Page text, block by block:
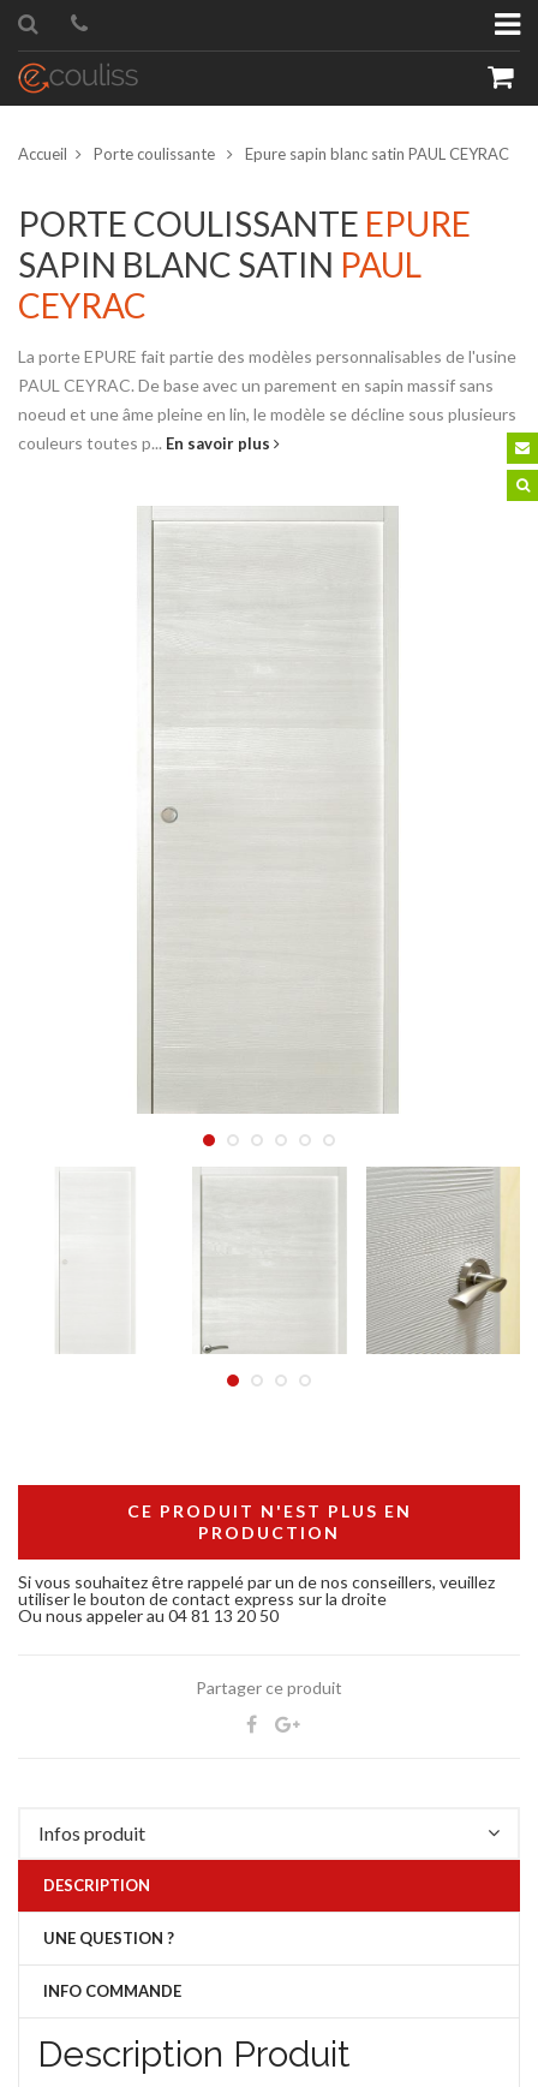
Accueil Porte coulissante Epure sapin blanc satin PAUL CEYRAC
PORTE COULISSANTE EPURE
SAPIN BLANC SATIN PAUL
CEYRAC
La porte EPURE fait partie des modèles personnalisables de l'usine
PAUL CEYRAC. De base avec un parement en sapin massif sans
noeud et une âme pleine en lin, le modèle se décline sous plusieurs
couleurs toutes p... En savoir plus
CE PRODUIT N'EST PLUS EN
PRODUCTION
Si vous souhaitez être rappelé par un de nos conseillers, veuillez
utiliser le bouton de contact express sur la droite
Ou nous appeler au 04 81 13 20 50
Partager ce produit
Infos produit
DESCRIPTION
UNE QUESTION ?
INFO COMMANDE
Description Produit